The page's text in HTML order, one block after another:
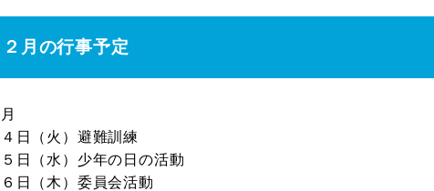
２月の行事予定
（火）避難訓練
（水）少年の日の活動
（木）委員会活動